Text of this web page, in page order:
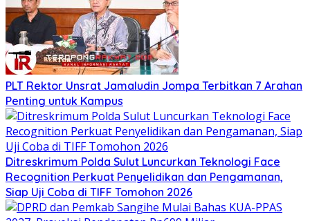
​PLT Rektor Unsrat Jamaludin Jompa Terbitkan 7 Arahan
Penting untuk Kampus
Ditreskrimum Polda Sulut Luncurkan Teknologi Face
Recognition Perkuat Penyelidikan dan Pengamanan,
Siap Uji Coba di TIFF Tomohon 2026